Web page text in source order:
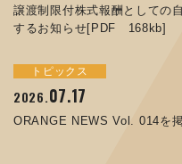
譲渡制限付株式報酬としての
するお知らせ[PDF 168kb]
トピックス
2026.07.17
ORANGE NEWS Vol. 014を
2025.
コラムを更新しました：MEX
お知らせ
2025.05.15
ORANGE NEWS Vol. 011を
2025.07.31
ORANGE NEWS Vol. 010を掲
JIMTOF2024 出展のご案
2024.05.13
MEX金沢2024 学生向け会社
終了しました
2026.
コーポレートガバナンス報告
IR
2026.06.26
第65回定時株主総会のご報告
2025.
令和７年度石川県ワークライ
サステナビリティ
2025.12.04